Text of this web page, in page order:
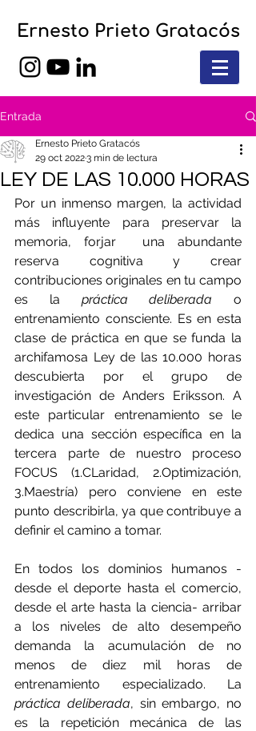
Ernesto Prieto Gratacós
Entrada
LEY DE LAS 10.000 HORAS
Ernesto Prieto Gratacós
29 oct 20223 min de lectura
Por un inmenso margen, la actividad
más influyente para preservar la
memoria, forjar  una abundante
reserva cognitiva y crear
contribuciones originales en tu campo
es la práctica deliberada o
entrenamiento consciente. Es en esta
clase de práctica en que se funda la
archifamosa Ley de las 10.000 horas
descubierta por el grupo de
investigación de Anders Eriksson. A
este particular entrenamiento se le
dedica una sección específica en la
tercera parte de nuestro proceso
FOCUS (1.CLaridad, 2.Optimización,
3.Maestría) pero conviene en este
punto describirla, ya que contribuye a
definir el camino a tomar.
En todos los dominios humanos -
desde el deporte hasta el comercio,
desde el arte hasta la ciencia- arribar
a los niveles de alto desempeño
demanda la acumulación de no
menos de diez mil horas de
práctica deliberada, sin embargo, no
es la repetición mecánica de las